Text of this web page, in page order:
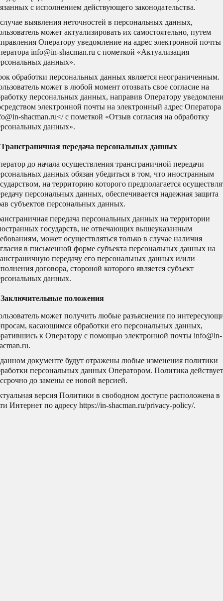
с исполнением действующего законодательства.
выявления неточностей в персональных данных,
может актуализировать их самостоятельно, путем
Оператору уведомление на адрес электронной почты
info@in-shacman.ru с пометкой «Актуализация
данных».
обработки персональных данных является неограниченным.
может в любой момент отозвать свое согласие на
персональных данных, направив Оператору
электронной почты на электронный адрес Оператора
shacman.ru</ с пометкой «Отзыв согласия на обработку
данных».
передача персональных данных
до начала осуществления трансграничной передачи
данных обязан убедиться в том, что иностранным
на территорию которого предполагается
персональных данных, обеспечивается надежная защита
субъектов персональных данных.
передача персональных данных на территории
государств, не отвечающих вышеуказанным
может осуществляться только в случае наличия
в письменной форме субъекта персональных данных на
передачу его персональных данных и/или
договора, стороной которого является субъект
данных.
положения
может получить любые разъяснения по
касающимся обработки его персональных данных,
к Оператору с помощью электронной почты info@in-
документе будут отражены любые изменения политики
персональных данных Оператором. Политика действует
до замены ее новой версией.
версия Политики в свободном доступе расположена в
Интернет по адресу https://in-shacman.ru/privacy-policy/.